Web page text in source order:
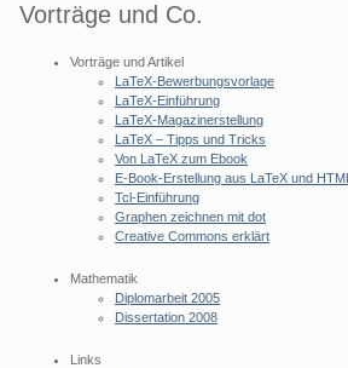
Vorträge und Co.
Vorträge und Artikel
LaTeX-Bewerbungsvorlage
LaTeX-Einführung
LaTeX-Magazinerstellung
LaTeX – Tipps und Tricks
Von LaTeX zum Ebook
E-Book-Erstellung aus LaTeX und HTML
Tcl-Einführung
Graphen zeichnen mit dot
Creative Commons erklärt
Mathematik
Diplomarbeit 2005
Dissertation 2008
Links